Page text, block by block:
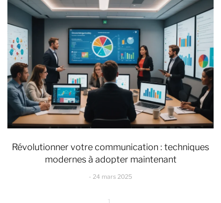
Révolutionner votre communication : techniques
modernes à adopter maintenant
24 mars 2025